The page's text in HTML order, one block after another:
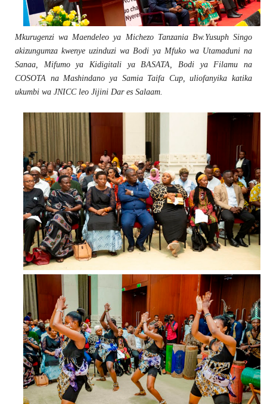
Mkurugenzi wa Maendeleo ya Michezo Tanzania Bw.Yusuph Singo
akizungumza kwenye uzinduzi wa Bodi ya Mfuko wa Utamaduni na
Sanaa, Mifumo ya Kidigitali ya BASATA, Bodi ya Filamu na
COSOTA na Mashindano ya Samia Taifa Cup, uliofanyika katika
ukumbi wa JNICC leo Jijini Dar es Salaam.